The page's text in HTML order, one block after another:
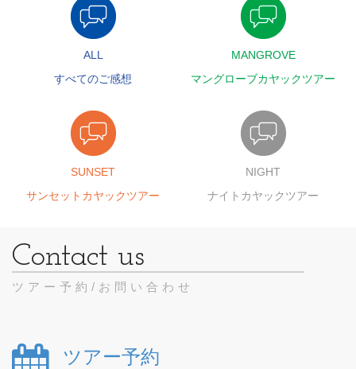
ALL
すべてのご感想
MANGROVE
マングローブカヤックツアー
SUNSET
サンセットカヤックツアー
NIGHT
ナイトカヤックツアー
ツアー予約/お問い合わせ
ツアー予約